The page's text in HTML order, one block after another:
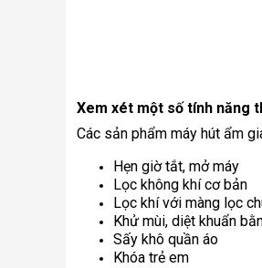
Xem xét một số tính năng
Các sản phẩm máy hút ẩm
Hẹn giờ tắt, mở máy
Lọc không khí cơ bản
Lọc khí với màng lọc
Khử mùi, diệt khuẩn
Sấy khô quần áo
Khóa trẻ em